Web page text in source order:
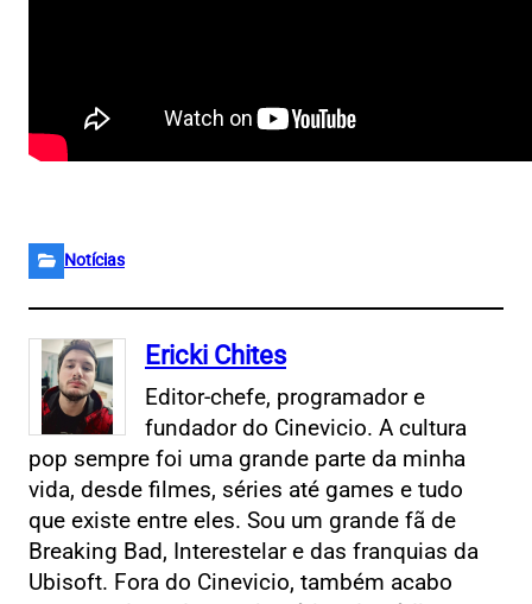
Notícias
Ericki Chites
Editor-chefe, programador e
fundador do Cinevicio. A cultura
pop sempre foi uma grande parte da minha
vida, desde filmes, séries até games e tudo
que existe entre eles. Sou um grande fã de
Breaking Bad, Interestelar e das franquias da
Ubisoft. Fora do Cinevicio, também acabo